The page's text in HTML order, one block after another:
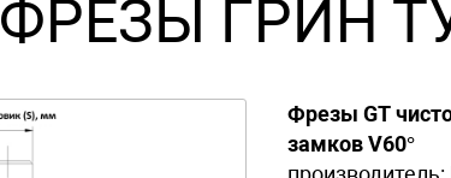
ФРЕЗЫ ГРИН
Фрезы GT
замков V60°